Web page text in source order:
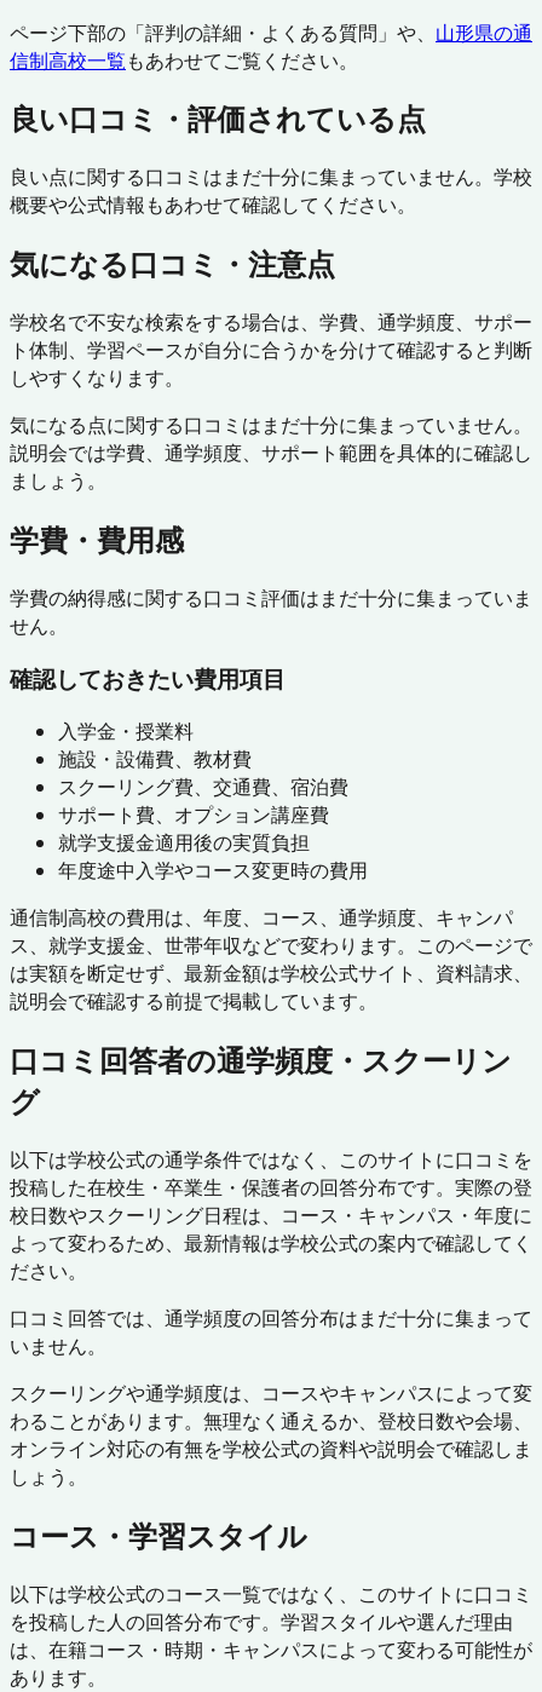
ページ下部の「評判の詳細・よくある質問」や、 山形県の通
信制高校一覧もあわせてご覧ください。
良い口コミ・評価されている点
良い点に関する口コミはまだ十分に集まっていません。学校
概要や公式情報もあわせて確認してください。
気になる口コミ・注意点
学校名で不安な検索をする場合は、学費、通学頻度、サポー
ト体制、学習ペースが自分に合うかを分けて確認すると判断
しやすくなります。
気になる点に関する口コミはまだ十分に集まっていません。
説明会では学費、通学頻度、サポート範囲を具体的に確認し
ましょう。
学費・費用感
学費の納得感に関する口コミ評価はまだ十分に集まっていま
せん。
確認しておきたい費用項目
入学金・授業料
施設・設備費、教材費
スクーリング費、交通費、宿泊費
サポート費、オプション講座費
就学支援金適用後の実質負担
年度途中入学やコース変更時の費用
通信制高校の費用は、年度、コース、通学頻度、キャンパ
ス、就学支援金、世帯年収などで変わります。このページで
は実額を断定せず、最新金額は学校公式サイト、資料請求、
説明会で確認する前提で掲載しています。
口コミ回答者の通学頻度・スクーリン
グ
以下は学校公式の通学条件ではなく、このサイトに口コミを
投稿した在校生・卒業生・保護者の回答分布です。実際の登
校日数やスクーリング日程は、コース・キャンパス・年度に
よって変わるため、最新情報は学校公式の案内で確認してく
ださい。
口コミ回答では、通学頻度の回答分布はまだ十分に集まって
いません。
スクーリングや通学頻度は、コースやキャンパスによって変
わることがあります。無理なく通えるか、登校日数や会場、
オンライン対応の有無を学校公式の資料や説明会で確認しま
しょう。
コース・学習スタイル
以下は学校公式のコース一覧ではなく、このサイトに口コミ
を投稿した人の回答分布です。学習スタイルや選んだ理由
は、在籍コース・時期・キャンパスによって変わる可能性が
あります。